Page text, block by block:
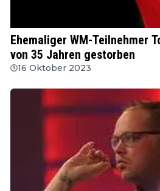
Ehemaliger WM-Teilnehmer
von 35 Jahren gestorben
16 Oktober 2023